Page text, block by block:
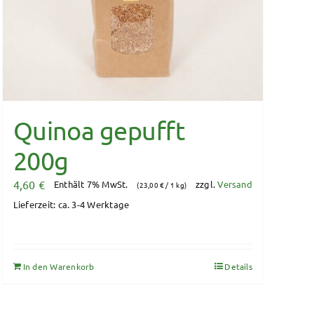
Quinoa gepufft
200g
4,60 € Enthält 7% MwSt. (23,00€ / 1 kg) zzgl.Versand
Lieferzeit: ca. 3-4 Werktage
In den Warenkorb Details